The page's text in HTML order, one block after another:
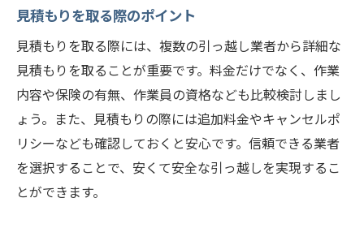
札幌市東区で引っ越しを安くするための準備と
計画
費用を見積もる際の重要ポイント
プロの引っ越しアドバイスを活用
スムーズな引っ越しのための準備
引っ越し当日の注意点
引っ越し後の早期手続き
見積もりを取る際のポイント
見積もりを取る際には、複数の引っ越し業者から詳細な
見積もりを取ることが重要です。料金だけでなく、作業
内容や保険の有無、作業員の資格なども比較検討しまし
ょう。また、見積もりの際には追加料金やキャンセルポ
リシーなども確認しておくと安心です。信頼できる業者
を選択することで、安くて安全な引っ越しを実現するこ
とができます。